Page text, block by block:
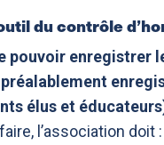
du contrôle
pouvoir enregistrer
élus et
l’association doit :